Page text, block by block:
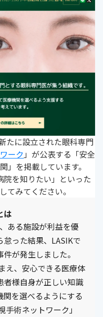
たに設立された眼科専門
ーク 」が公表する「安全
」を掲載しています。
院を知りたい」といった
てみてください。
は
ある施設が利益を優
った結果、LASIKで
が発生しました。
え、安心できる医療体
者様自身が正しい知識
を選べるようにする
術ネットワーク」